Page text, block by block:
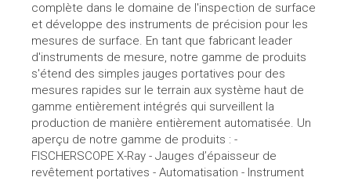
complète dans le domaine de l'inspection de surface
et développe des instruments de précision pour les
mesures de surface. En tant que fabricant leader
d'instruments de mesure, notre gamme de produits
s'étend des simples jauges portatives pour des
mesures rapides sur le terrain aux système haut de
gamme entièrement intégrés qui surveillent la
production de manière entièrement automatisée. Un
aperçu de notre gamme de produits : -
FISCHERSCOPE X-Ray - Jauges d’épaisseur de
revêtement portatives - Automatisation - Instrument